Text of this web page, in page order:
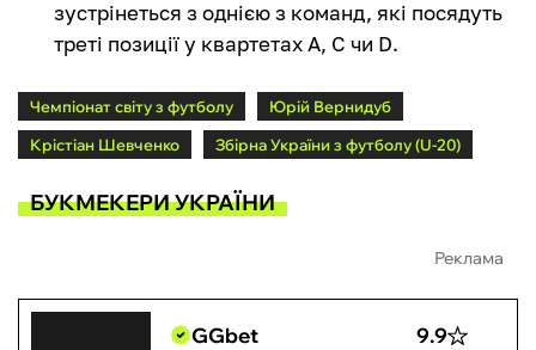
зустрінеться з однією з команд, які посядуть
треті позиції у квартетах А, С чи D.
Чемпіонат світу з футболу
Юрій Вернидуб
Крістіан Шевченко
Збірна України з футболу (U-20)
БУКМЕКЕРИ УКРАЇНИ
Реклама
GGbet 9.9